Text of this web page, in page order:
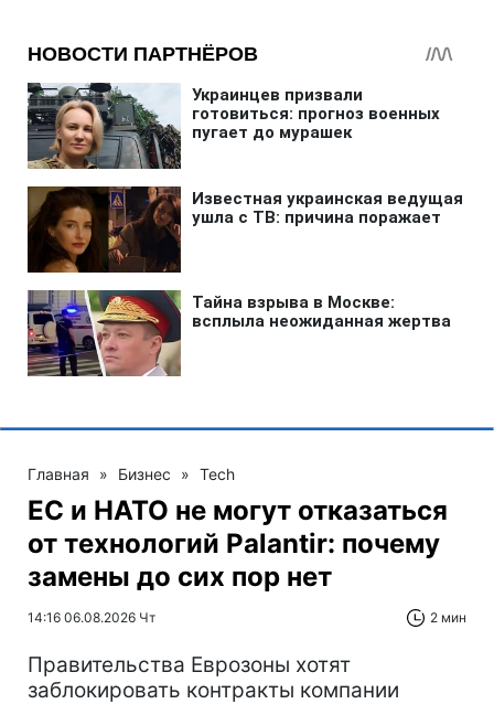
Главная » Бизнес » Tech
ЕС и НАТО не могут отказаться
от технологий Palantir: почему
замены до сих пор нет
14:16 06.08.2026 Чт 2 мин
Правительства Еврозоны хотят
заблокировать контракты компании